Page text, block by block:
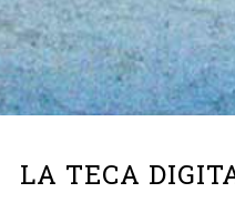
LA TECA